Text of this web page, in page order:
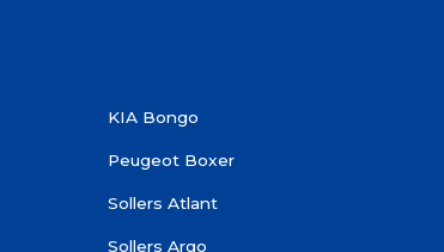
KIA Bongo
Peugeot Boxer
Sollers Atlant
Sollers Argo